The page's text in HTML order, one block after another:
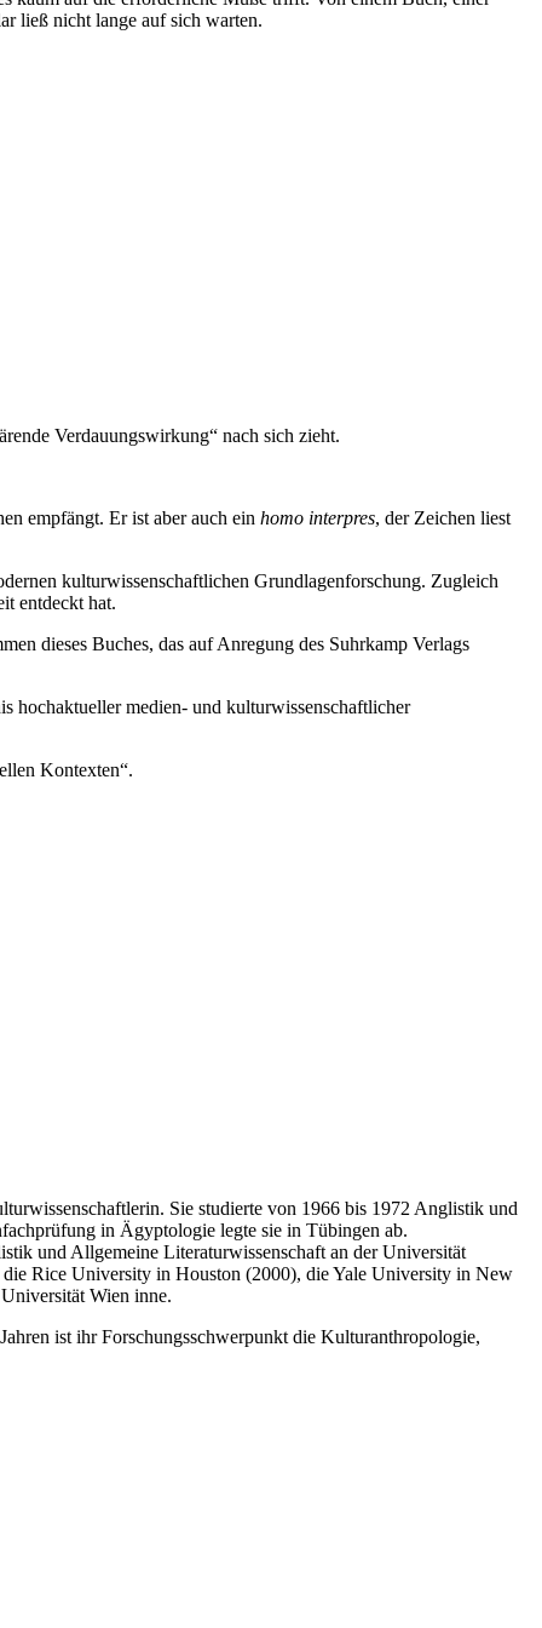
ließ nicht lange auf sich warten.
Verdauungswirkung“ nach sich zieht.
empfängt. Er ist aber auch ein homo interpres, der Zeichen liest
kulturwissenschaftlichen Grundlagenforschung. Zugleich
entdeckt hat.
dieses Buches, das auf Anregung des Suhrkamp Verlags
hochaktueller medien- und kulturwissenschaftlicher
Kontexten“.
Sie studierte von 1966 bis 1972 Anglistik und
in Ägyptologie legte sie in Tübingen ab.
und Allgemeine Literaturwissenschaft an der Universität
Rice University in Houston (2000), die Yale University in New
Wien inne.
ist ihr Forschungsschwerpunkt die Kulturanthropologie,